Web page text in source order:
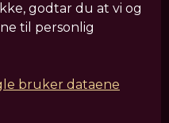
godtar du at vi og
til personlig
bruker dataene
behandlinger